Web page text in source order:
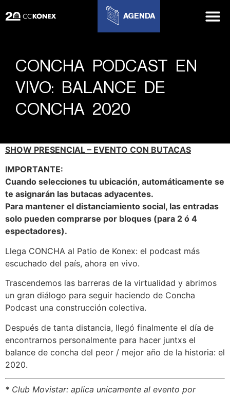
AGENDA
CONCHA PODCAST EN
VIVO: BALANCE DE
CONCHA 2020
SHOW PRESENCIAL – EVENTO CON BUTACAS
IMPORTANTE:
Cuando selecciones tu ubicación, automáticamente se
te asignarán las butacas adyacentes.
Para mantener el distanciamiento social, las entradas
solo pueden comprarse por bloques (para 2 ó 4
espectadores).
Llega CONCHA al Patio de Konex: el podcast más
escuchado del país, ahora en vivo.
Trascendemos las barreras de la virtualidad y abrimos
un gran diálogo para seguir haciendo de Concha
Podcast una construcción colectiva.
Después de tanta distancia, llegó finalmente el día de
encontrarnos personalmente para hacer juntxs el
balance de concha del peor / mejor año de la historia: el
2020.
* Club Movistar: aplica unicamente al evento por